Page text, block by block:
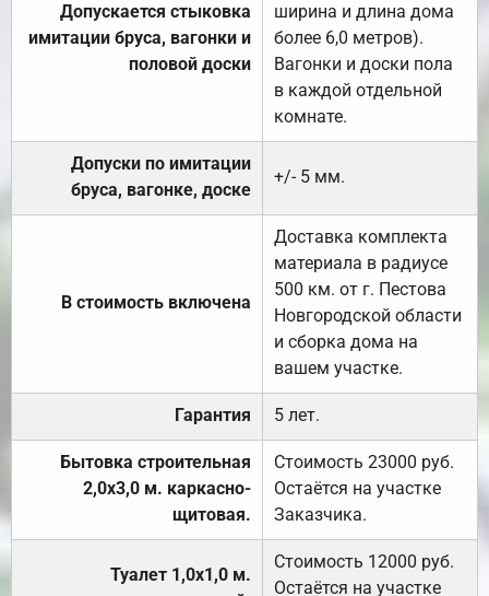
Допускается стыковка
имитации бруса, вагонки и
половой доски
ширина и длина дома
более 6,0 метров).
Вагонки и доски пола
в каждой отдельной
комнате.
Допуски по имитации
бруса, вагонке, доске
+/- 5 мм.
В стоимость включена
Доставка комплекта
материала в радиусе
500 км. от г. Пестова
Новгородской области
и сборка дома на
вашем участке.
Гарантия 5 лет.
Бытовка строительная
2,0х3,0 м. каркасно-
щитовая.
Стоимость 23000 руб.
Остаётся на участке
Заказчика.
Туалет 1,0х1,0 м.
Стоимость 12000 руб.
Остаётся на участке